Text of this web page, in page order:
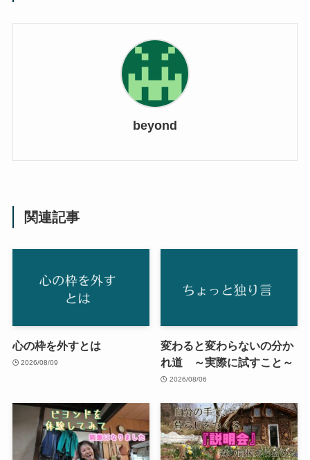
beyond
関連記事
心の枠を外すとは
2026/08/09
変わると変わらないの分か
れ道 ～実際に試すこと～
2026/08/06